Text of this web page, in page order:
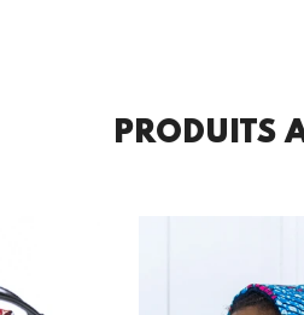
PRODUITS